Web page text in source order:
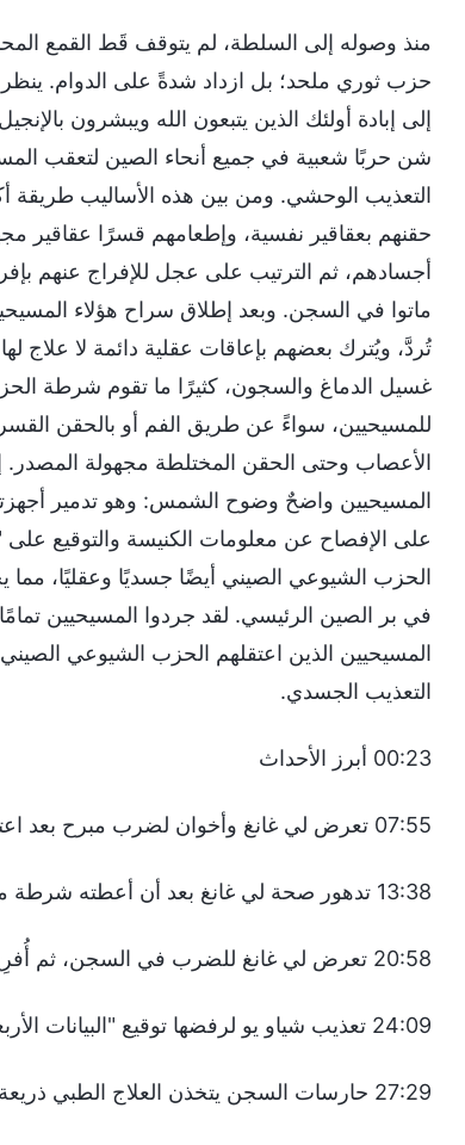
منذ وصوله إلى السلطة، لم يتوقف قَط القمع
حزب ثوري ملحد؛ بل ازداد شدةً على الدوام.
إلى إبادة أولئك الذين يتبعون الله ويبشرون
شن حربًا شعبية في جميع أنحاء الصين لتعقب
التعذيب الوحشي. ومن بين هذه الأساليب
حقنهم بعقاقير نفسية، وإطعامهم قسرًا
أجسادهم، ثم الترتيب على عجل للإفراج عنهم
ماتوا في السجن. وبعد إطلاق سراح هؤلاء
تُردَّ، ويُترك بعضهم بإعاقات عقلية دائمة لا علاج
غسيل الدماغ والسجون، كثيرًا ما تقوم شرطة
للمسيحيين، سواءً عن طريق الفم أو بالحقن
الأعصاب وحتى الحقن المختلطة مجهولة
المسيحيين واضحٌ وضوح الشمس: وهو تدمير
على الإفصاح عن معلومات الكنيسة والتوقيع على
الحزب الشيوعي الصيني أيضًا جسديًا وعقليًا،
في بر الصين الرئيسي. لقد جردوا المسيحيين
المسيحيين الذين اعتقلهم الحزب الشيوعي
التعذيب الجسدي.
00:23 أبرز الأحداث
07:55 تعرض لي غانغ وأخوان لضرب مبرح بعد اعتقالهم في أثناء التبشير بالإنجيل
13:38 تدهور صحة لي غانغ بعد أن أعطته شرطة مركز الاحتجاز عقاقير قسرًا
20:58 تعرض لي غانغ للضرب في السجن، ثم أُفرِج عنه إفراجًا طبيًّا مشروطًا بسبب المرض
24:09 تعذيب شياو يو لرفضها توقيع "البيانات الأربعة" في السجن
27:29 حارسات السجن يتخذن العلاج الطبي ذريعة لإعطاء شياو يو عقاقير تسبب لها حالات هلوسة